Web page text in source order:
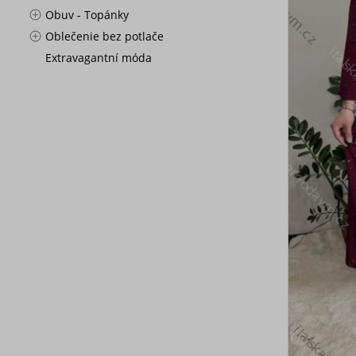
Obuv - Topánky
Oblečenie bez potlače
Extravagantní móda